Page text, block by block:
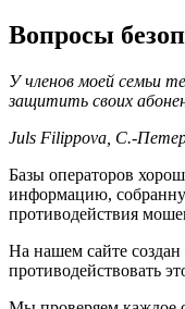
Вопросы
У членов моей семьи
защитить своих
Juls Filippova, С.-
Базы операторов
информацию,
противодействия
На нашем сайте
противодействовать